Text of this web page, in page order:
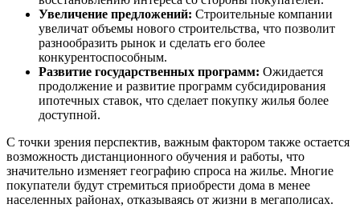
Увеличение предложений: Строительные компании
увеличат объемы нового строительства, что позволит
разнообразить рынок и сделать его более
конкурентоспособным.
Развитие государственных программ: Ожидается
продолжение и развитие программ субсидирования
ипотечных ставок, что сделает покупку жилья более
доступной.
С точки зрения перспектив, важным фактором также остается
возможность дистанционного обучения и работы, что
значительно изменяет географию спроса на жилье. Многие
покупатели будут стремиться приобрести дома в менее
населенных районах, отказываясь от жизни в мегаполисах.